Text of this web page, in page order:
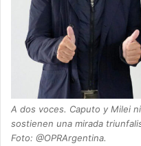
A dos voces. Caputo y Milei
sostienen una mirada
Foto: @OPRArgentina.